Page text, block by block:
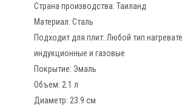
Страна производства: Таиланд
Материал: Сталь
Подходит для плит: Любой тип
индукционные и газовые
Покрытие: Эмаль
Объем: 2.1 л
Диаметр: 23.9 см